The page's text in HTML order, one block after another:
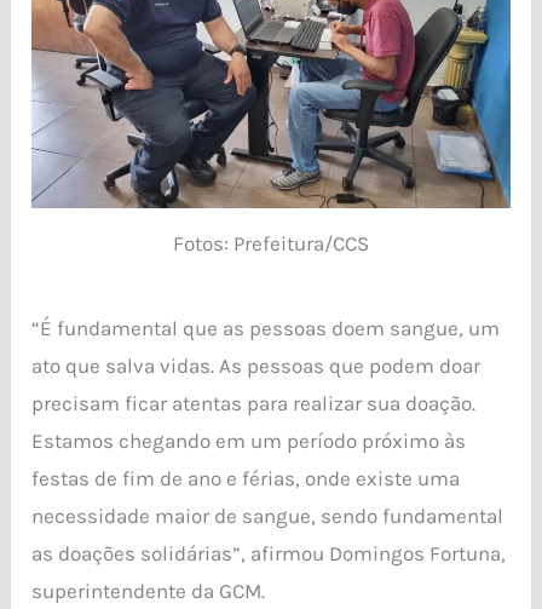
Fotos: Prefeitura/CCS
“É fundamental que as pessoas doem sangue, um
ato que salva vidas. As pessoas que podem doar
precisam ficar atentas para realizar sua doação.
Estamos chegando em um período próximo às
festas de fim de ano e férias, onde existe uma
necessidade maior de sangue, sendo fundamental
as doações solidárias”, afirmou Domingos Fortuna,
superintendente da GCM.